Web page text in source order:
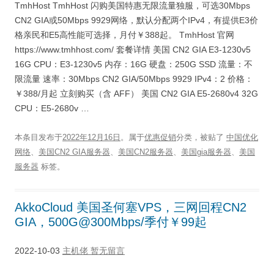
TmhHost TmhHost 闪购美国特惠无限流量独服，可选30Mbps
CN2 GIA或50Mbps 9929网络，默认分配两个IPv4，有提供E3价
格亲民和E5高性能可选择，月付￥388起。 TmhHost 官网
https://www.tmhhost.com/ 套餐详情 美国 CN2 GIA E3-1230v5
16G CPU：E3-1230v5 内存：16G 硬盘：250G SSD 流量：不
限流量 速率：30Mbps CN2 GIA/50Mbps 9929 IPv4：2 价格：
￥388/月起 立刻购买（含 AFF） 美国 CN2 GIA E5-2680v4 32G
CPU：E5-2680v …
本条目发布于2022年12月16日 。属于优惠促销分类，被贴了 中国优化
网络、 美国CN2 GIA服务器、 美国CN2服务器、 美国gia服务器、 美国
服务器 标签。
AkkoCloud 美国圣何塞VPS，三网回程CN2
GIA，500G@300Mbps/季付￥99起
2022-10-03 主机佬 暂无留言